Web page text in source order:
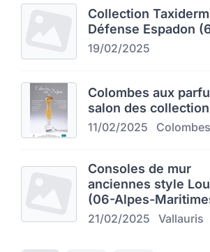
Collection
Défense Espadon
19/02/2025
Colombes aux
salon des
11/02/2025 Colombes
Consoles de mur
anciennes style
(06-Alpes-
21/02/2025 Vallauris